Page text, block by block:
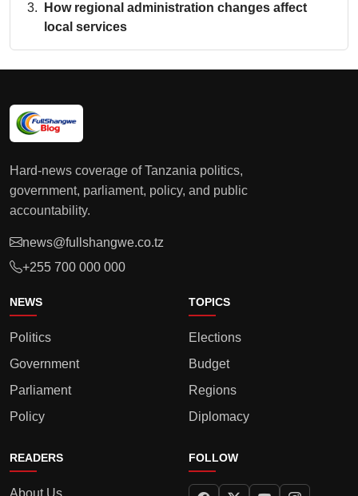
How regional administration changes affect
local services
Hard-news coverage of Tanzania politics,
government, parliament, policy, and public
accountability.
news@fullshangwe.co.tz
+255 700 000 000
NEWS
Politics
Government
Parliament
Policy
TOPICS
Elections
Budget
Regions
Diplomacy
READERS FOLLOW